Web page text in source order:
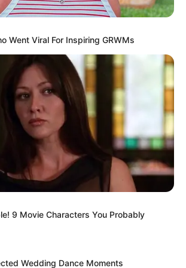
sus declaraciones,Mateo aseguró
Melina, pero la situación es un poco
Went Viral For Inspiring GRWMs
9 Movie Characters You Probably
Wedding Dance Moments